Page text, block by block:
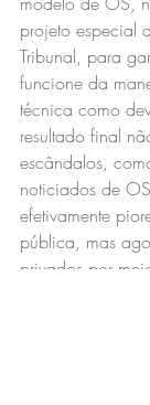
projeto especial
Tribunal, para
funcione da
técnica como
resultado final
escândalos,
noticiados de
efetivamente
pública, mas
privados por